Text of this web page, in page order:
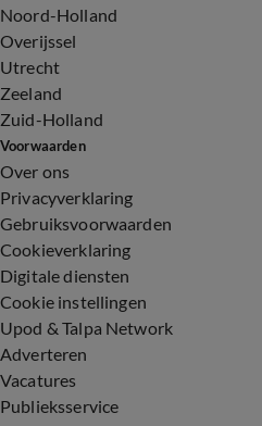
Noord-Holland
Overijssel
Utrecht
Zeeland
Zuid-Holland
Voorwaarden
Over ons
Privacyverklaring
Gebruiksvoorwaarden
Cookieverklaring
Digitale diensten
Cookie instellingen
Upod & Talpa Network
Adverteren
Vacatures
Publieksservice